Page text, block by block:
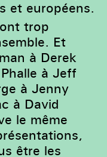
et européens.
trop
Et
à Derek
à Jeff
à Jenny
à David
le même
être les